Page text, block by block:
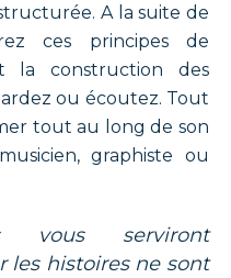
A la suite de
ces principes de
la construction des
ou écoutez. Tout
tout au long de son
graphiste ou
les histoires ne sont